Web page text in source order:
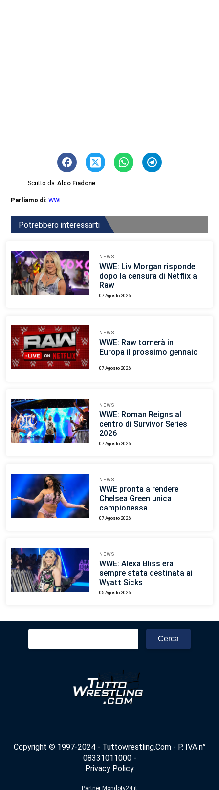
Scritto da Aldo Fiadone
Parliamo di:WWE
Potrebbero interessarti
NEWS
WWE: Liv Morgan risponde
dopo la censura di Netflix a
Raw
07 Agosto 2026
NEWS
WWE: Raw tornerà in
Europa il prossimo gennaio
07 Agosto 2026
NEWS
WWE: Roman Reigns al
centro di Survivor Series
2026
07 Agosto 2026
NEWS
WWE pronta a rendere
Chelsea Green unica
campionessa
07 Agosto 2026
NEWS
WWE: Alexa Bliss era
sempre stata destinata ai
Wyatt Sicks
05 Agosto 2026
Ricerca
Copyright © 1997-2024 - Tuttowrestling.Com - P. IVA n°
08331011000 -
Privacy Policy
Partner Mondotv24.it